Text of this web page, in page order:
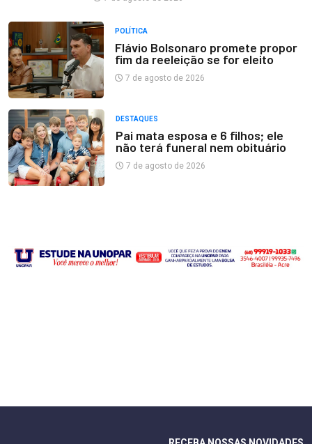
POLÍTICA
Flávio Bolsonaro promete propor
fim da reeleição se for eleito
7 de agosto de 2026
DESTAQUES
Pai mata esposa e 6 filhos; ele
não terá funeral nem obituário
7 de agosto de 2026